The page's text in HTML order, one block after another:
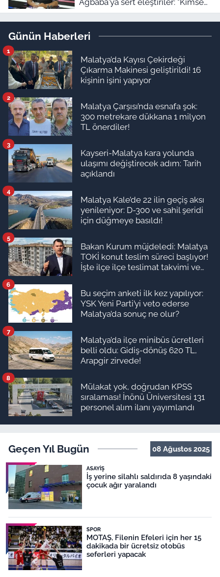
hukukun üzerinde değil"
Günün Haberleri
Malatya’da Kayısı Çekirdeği
Çıkarma Makinesi geliştirildi! 16
kişinin işini yapıyor
1
Malatya Çarşısı’nda esnafa şok:
300 metrekare dükkana 1 milyon
TL önerdiler!
2
Kayseri-Malatya kara yolunda
ulaşımı değiştirecek adım: Tarih
açıklandı
3
Malatya Kale’de 22 ilin geçiş aksı
yenileniyor: D-300 ve sahil şeridi
için düğmeye basıldı!
4
Bakan Kurum müjdeledi: Malatya
TOKİ konut teslim süreci başlıyor!
İşte ilçe ilçe teslimat takvimi ve
5
Bu seçim anketi ilk kez yapılıyor:
YSK Yeni Parti’yi veto ederse
Malatya’da sonuç ne olur?
6
Malatya’da ilçe minibüs ücretleri
belli oldu: Gidiş-dönüş 620 TL,
Arapgir zirvede!
7
Mülakat yok, doğrudan KPSS
sıralaması! İnönü Üniversitesi 131
personel alım ilanı yayımlandı
8
Geçen Yıl Bugün 08 Ağustos 2025
ASAYIŞ
İş yerine silahlı saldırıda 8 yaşındaki
çocuk ağır yaralandı
SPOR
MOTAŞ, Filenin Efeleri için her 15
dakikada bir ücretsiz otobüs
seferleri yapacak